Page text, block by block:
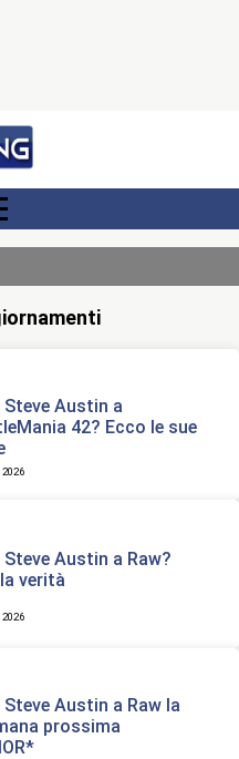
Steve Austin a
42? Ecco le sue
Steve Austin a Raw?
verità
Steve Austin a Raw la
prossima